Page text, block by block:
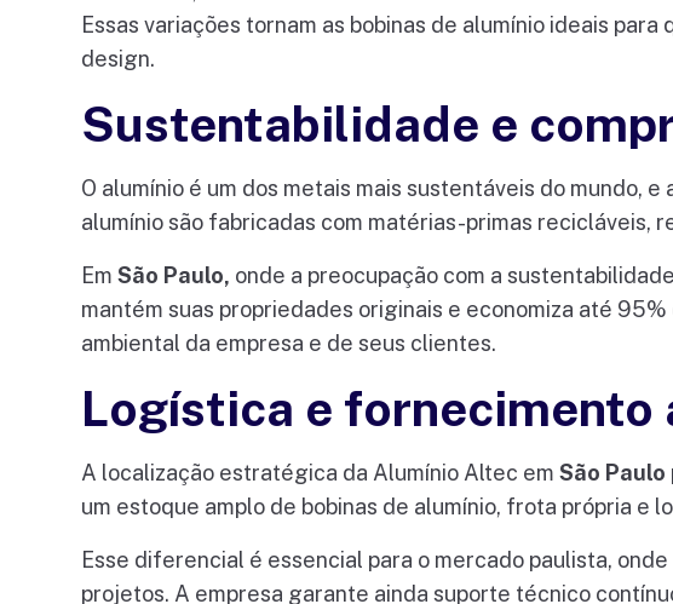
Essas variações tornam as bobinas de alumínio ideais
design.
Sustentabilidade e
O alumínio é um dos metais mais sustentáveis do mundo,
alumínio são fabricadas com matérias-primas recicláveis,
EmSão Paulo, onde a preocupação com a
mantém suas propriedades originais e economiza até
ambiental da empresa e de seus clientes.
Logística e fornecimento
A localização estratégica da Alumínio Altec emSão Paulo
um estoque amplo de bobinas de alumínio, frota própria
Esse diferencial é essencial para o mercado paulista,
projetos. A empresa garante ainda suporte técnico